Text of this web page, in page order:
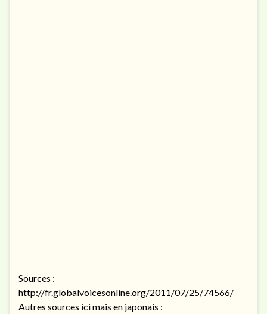
Sources :
http://fr.globalvoicesonline.org/2011/07/25/74566/
Autres sources ici mais en japonais :